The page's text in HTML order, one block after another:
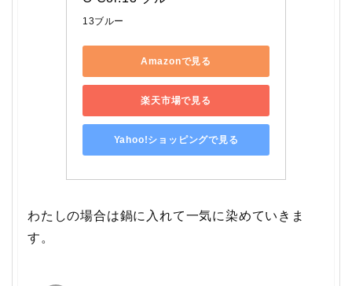
13ブルー
Amazonで見る
楽天市場で見る
Yahoo!ショッピングで見る
わたしの場合は鍋に入れて一気に染めていきま
す。